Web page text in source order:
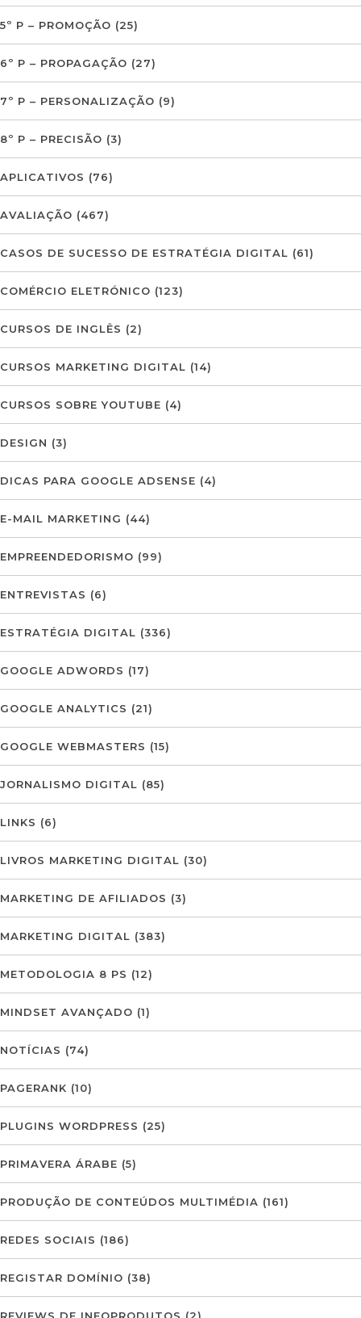
5º P – PROMOÇÃO (25)
6º P – PROPAGAÇÃO (27)
7º P – PERSONALIZAÇÃO (9)
8º P – PRECISÃO (3)
APLICATIVOS (76)
AVALIAÇÃO (467)
CASOS DE SUCESSO DE ESTRATÉGIA DIGITAL (61)
COMÉRCIO ELETRÓNICO (123)
CURSOS DE INGLÊS (2)
CURSOS MARKETING DIGITAL (14)
CURSOS SOBRE YOUTUBE (4)
DESIGN (3)
DICAS PARA GOOGLE ADSENSE (4)
E-MAIL MARKETING (44)
EMPREENDEDORISMO (99)
ENTREVISTAS (6)
ESTRATÉGIA DIGITAL (336)
GOOGLE ADWORDS (17)
GOOGLE ANALYTICS (21)
GOOGLE WEBMASTERS (15)
JORNALISMO DIGITAL (85)
LINKS (6)
LIVROS MARKETING DIGITAL (30)
MARKETING DE AFILIADOS (3)
MARKETING DIGITAL (383)
METODOLOGIA 8 PS (12)
MINDSET AVANÇADO (1)
NOTÍCIAS (74)
PAGERANK (10)
PLUGINS WORDPRESS (25)
PRIMAVERA ÁRABE (5)
PRODUÇÃO DE CONTEÚDOS MULTIMÉDIA (161)
REDES SOCIAIS (186)
REGISTAR DOMÍNIO (38)